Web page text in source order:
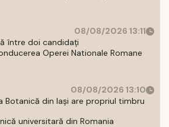
08/08/2026 13:11
între doi candidați
Operei Nationale Romane
08/08/2026 13:10
Botanică din Iași are propriul timbru
universitară din Romania